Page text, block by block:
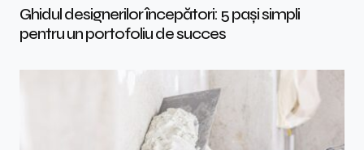
Ghidul designerilor începători: 5 pași simpli
pentru un portofoliu de succes